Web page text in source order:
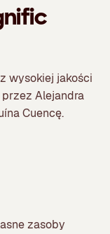
wysokiej jakości
Alejandra
Cuencę.
zasoby